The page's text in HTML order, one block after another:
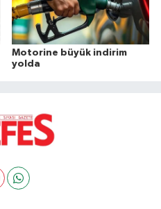
Motorine büyük indirim
yolda